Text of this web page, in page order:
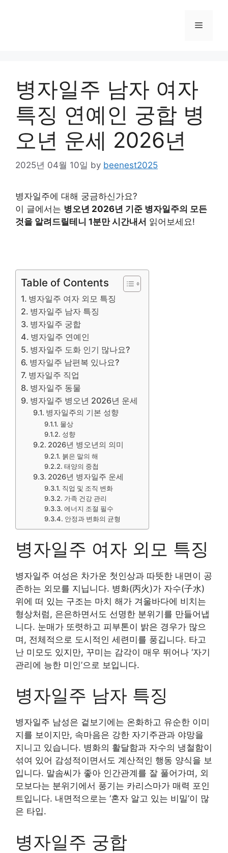
Menu
병자일주 남자 여자
특징 연예인 궁합 병
오년 운세 2026년
2025년 04월 10일 by beenest2025
병자일주에 대해 궁금하신가요?
이 글에서는 병오년 2026년 기준 병자일주의 모든
것을 알려드릴테니 1분만 시간내서 읽어보세요!
Table of Contents
병자일주 여자 외모 특징
병자일주 남자 특징
병자일주 궁합
병자일주 연예인
병자일주 도화 인기 많나요?
병자일주 남편복 있나요?
병자일주 직업
병자일주 동물
병자일주 병오년 2026년 운세
병자일주의 기본 성향
물상
성향
2026년 병오년의 의미
붉은 말의 해
태양의 중첩
2026년 병자일주 운세
직업 및 조직 변화
가족 건강 관리
에너지 조절 필수
안정과 변화의 균형
병자일주 여자 외모 특징
병자일주 여성은 차가운 첫인상과 따뜻한 내면이 공
존하는 외모를 지닙니다. 병화(丙火)가 자수(子水)
위에 떠 있는 구조는 마치 해가 겨울바다에 비치는
형상처럼, 은은하면서도 선명한 분위기를 만들어냅
니다. 눈매가 또렷하고 피부톤이 밝은 경우가 많으
며, 전체적으로 도시적인 세련미를 풍깁니다. 타고
난 미모도 있지만, 꾸미는 감각이 매우 뛰어나 ‘자기
관리에 능한 미인’으로 보입니다.
병자일주 남자 특징
병자일주 남성은 겉보기에는 온화하고 유순한 이미
지를 보이지만, 속마음은 강한 자기주관과 야망을
지니고 있습니다. 병화의 활달함과 자수의 냉철함이
섞여 있어 감성적이면서도 계산적인 행동 양식을 보
입니다. 말솜씨가 좋아 인간관계를 잘 풀어가며, 외
모보다는 분위기에서 풍기는 카리스마가 매력 포인
트입니다. 내면적으로는 ‘혼자 알고 있는 비밀’이 많
은 타입.
병자일주 궁합